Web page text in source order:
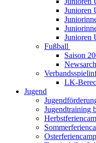
Junioren
Junioren
Fußball
Saison
LK-
Jugend
Jugendtraining